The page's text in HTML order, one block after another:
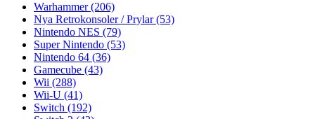
Warhammer(206)
Nya Retrokonsoler / Prylar(53)
Nintendo NES (79)
Super Nintendo (53)
Nintendo 64 (36)
Gamecube (43)
Wii (288)
Wii-U (41)
Switch (192)